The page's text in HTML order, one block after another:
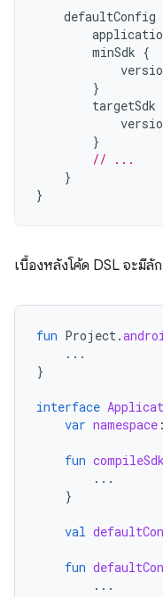
defaultConfig
minSdk {
}
targetSdk
}
// ...
}
}
เบื้องหลังโค้ด DSL จะมี
fun Project.
...
}
interface
var namespace :
fun compileSdk
...
}
val
fun
...